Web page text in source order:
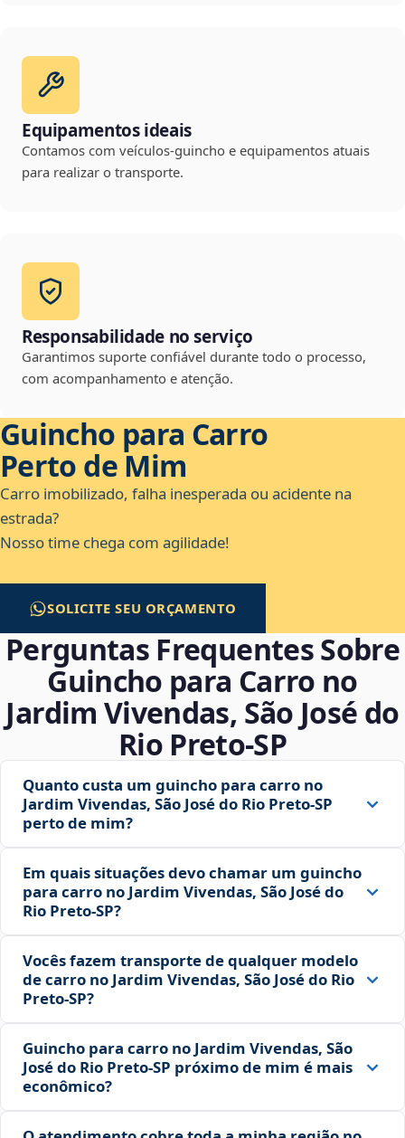
Equipamentos ideais
Contamos com veículos-guincho e equipamentos atuais
para realizar o transporte.
Responsabilidade no serviço
Garantimos suporte confiável durante todo o processo,
com acompanhamento e atenção.
Guincho para Carro
Perto de Mim
Carro imobilizado, falha inesperada ou acidente na
estrada?
Nosso time chega com agilidade!
SOLICITE SEU ORÇAMENTO
Perguntas Frequentes Sobre
Guincho para Carro no
Jardim Vivendas, São José do
Rio Preto‑SP
Quanto custa um guincho para carro no
Jardim Vivendas, São José do Rio Preto‑SP
perto de mim?
Em quais situações devo chamar um guincho
para carro no Jardim Vivendas, São José do
Rio Preto‑SP?
Vocês fazem transporte de qualquer modelo
de carro no Jardim Vivendas, São José do Rio
Preto‑SP?
Guincho para carro no Jardim Vivendas, São
José do Rio Preto‑SP próximo de mim é mais
econômico?